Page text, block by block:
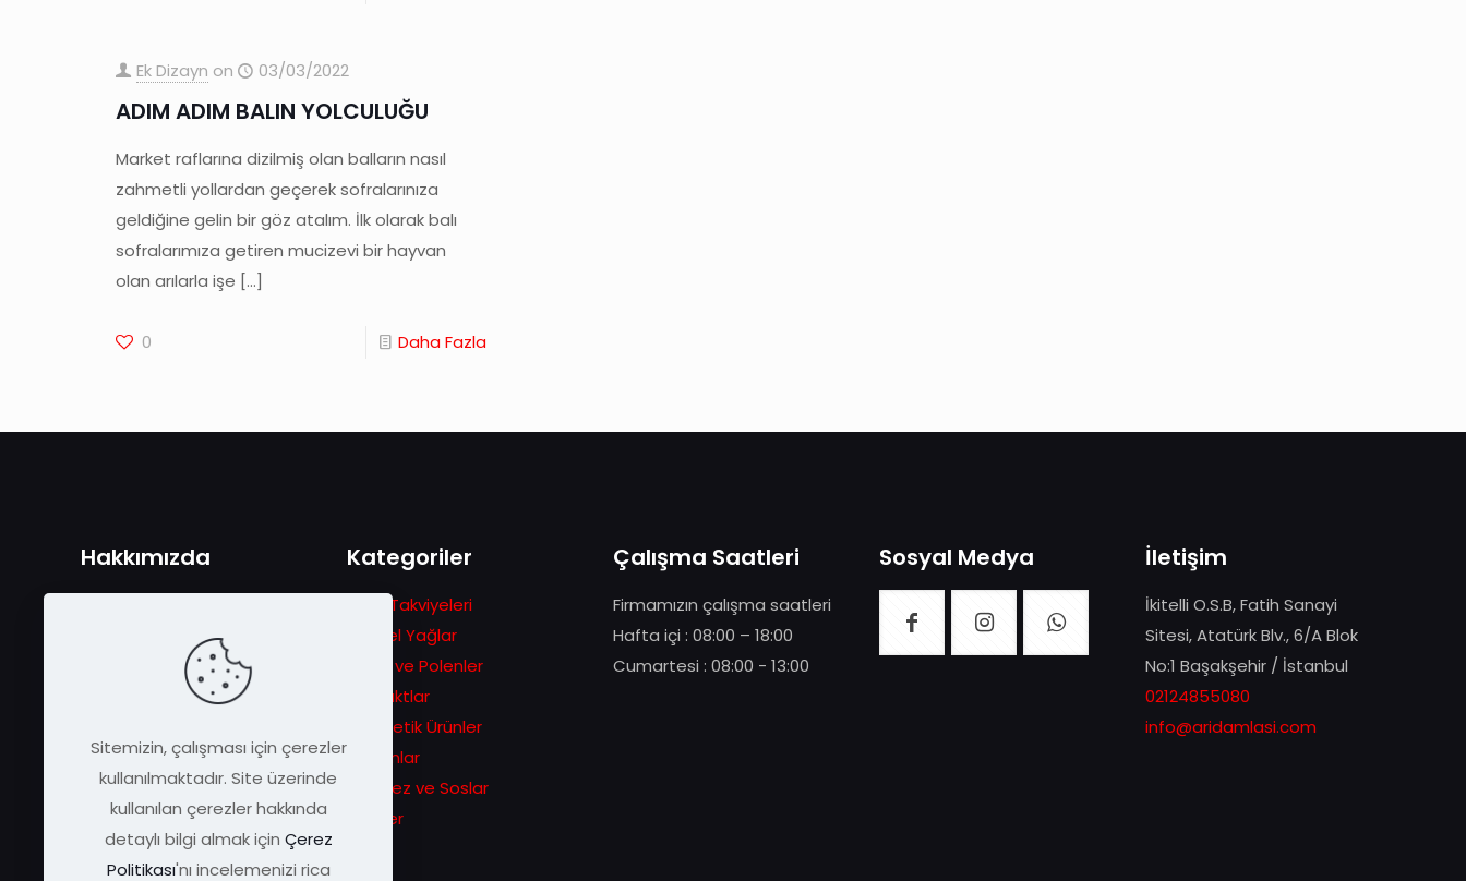
Ek Dizayn on 03/03/2022
ADIM ADIM BALIN YOLCULUĞU
Market raflarına dizilmiş olan balların nasıl
zahmetli yollardan geçerek sofralarınıza
geldiğine gelin bir göz atalım. İlk olarak balı
sofralarımıza getiren mucizevi bir hayvan
olan arılarla işe […]
0 Daha Fazla
Hakkımızda
hikâyesiyle başlayan serüven
ilerleyen zamanlarda eşsiz arı
ürünlerini daha geniş kitlelere
Kategoriler
Gıda Takviyeleri
Bitkisel Yağlar
Ballar ve Polenler
Ekstraktlar
Kozmetik Ürünler
Macunlar
Pekmez ve Soslar
Sirkeler
Çalışma Saatleri
Firmamızın çalışma saatleri
Hafta içi : 08:00 – 18:00
Cumartesi : 08:00 - 13:00
Sosyal Medya İletişim
İkitelli O.S.B, Fatih Sanayi
Sitesi, Atatürk Blv., 6/A Blok
No:1 Başakşehir / İstanbul
02124855080
info@aridamlasi.com
Sitemizin, çalışması için çerezler
kullanılmaktadır. Site üzerinde
kullanılan çerezler hakkında
detaylı bilgi almak için Çerez
Politikası'nı incelemenizi rica